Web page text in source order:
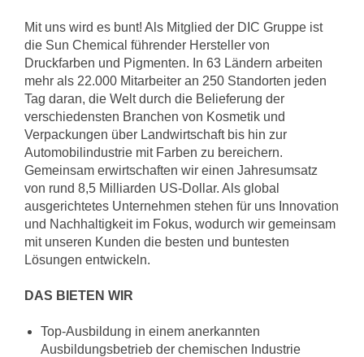
Mit uns wird es bunt! Als Mitglied der DIC Gruppe ist
die Sun Chemical führender Hersteller von
Druckfarben und Pigmenten. In 63 Ländern arbeiten
mehr als 22.000 Mitarbeiter an 250 Standorten jeden
Tag daran, die Welt durch die Belieferung der
verschiedensten Branchen von Kosmetik und
Verpackungen über Landwirtschaft bis hin zur
Automobilindustrie mit Farben zu bereichern.
Gemeinsam erwirtschaften wir einen Jahresumsatz
von rund 8,5 Milliarden US-Dollar. Als global
ausgerichtetes Unternehmen stehen für uns Innovation
und Nachhaltigkeit im Fokus, wodurch wir gemeinsam
mit unseren Kunden die besten und buntesten
Lösungen entwickeln.
DAS BIETEN WIR
Top-Ausbildung in einem anerkannten
Ausbildungsbetrieb der chemischen Industrie